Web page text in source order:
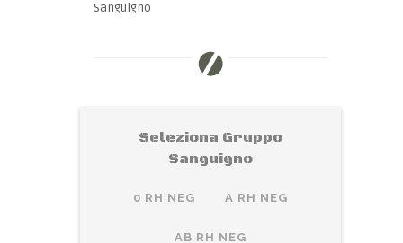
Sanguigno
Seleziona Gruppo
Sanguigno
0 RH NEG A RH NEG
AB RH NEG